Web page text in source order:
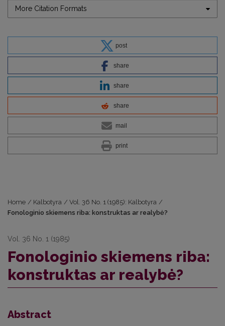
More Citation Formats
post
share
share
share
mail
print
Home / Kalbotyra / Vol. 36 No. 1 (1985): Kalbotyra /
Fonologinio skiemens riba: konstruktas ar realybė?
Vol. 36 No. 1 (1985)
Fonologinio skiemens riba:
konstruktas ar realybė?
Abstract